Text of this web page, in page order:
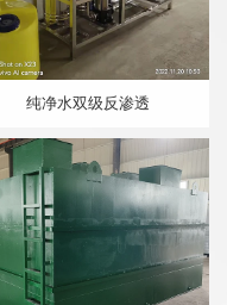
纯净水双级反渗透